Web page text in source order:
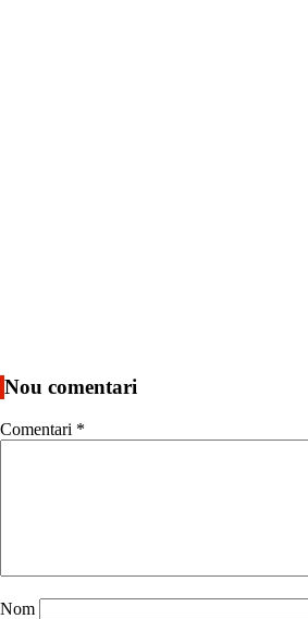
Nou comentari
Comentari *
Nom